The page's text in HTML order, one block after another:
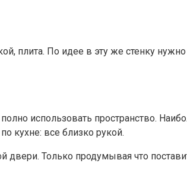
По идее в эту же стенку нужно
использовать пространство.
кухне: все близко рукой.
Только продумывая что